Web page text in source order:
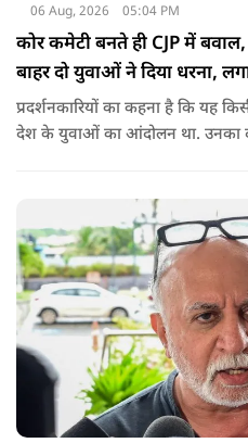
06 Aug, 2026 05:04 PM
कोर कमेटी बनते ही CJP में
बाहर दो युवाओं ने दिया धरना,
प्रदर्शनकारियों का कहना है कि यह
देश के युवाओं का आंदोलन था. उनका